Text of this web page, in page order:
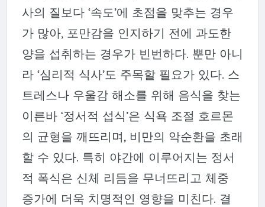
사의 질보다 ‘속도’에 초점을 맞추는 경우
가 많아, 포만감을 인지하기 전에 과도한
양을 섭취하는 경우가 빈번하다. 뿐만 아니
라 ‘심리적 식사’도 주목할 필요가 있다. 스
트레스나 우울감 해소를 위해 음식을 찾는
이른바 ‘정서적 섭식’은 식욕 조절 호르몬
의 균형을 깨뜨리며, 비만의 악순환을 초래
할 수 있다. 특히 야간에 이루어지는 정서
적 폭식은 신체 리듬을 무너뜨리고 체중
증가에 더욱 치명적인 영향을 미친다. 결